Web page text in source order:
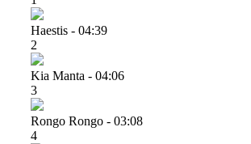
Haestis - 04:39
2
Kia Manta - 04:06
3
Rongo Rongo - 03:08
4